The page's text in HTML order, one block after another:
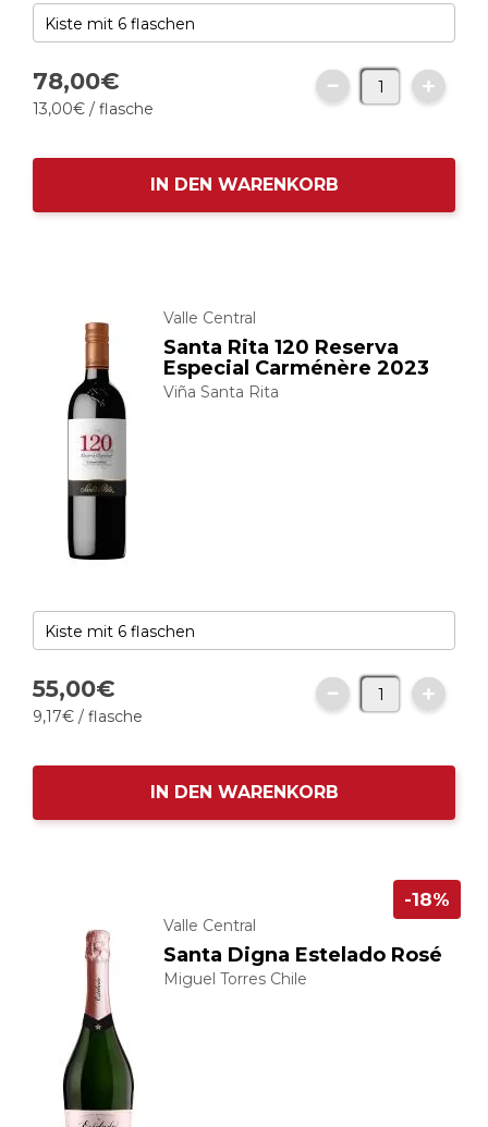
78,00€
13,00€ / flasche
IN DEN WARENKORB
Valle Central
Santa Rita 120 Reserva
Especial Carménère 2023
Viña Santa Rita
55,00€
9,17€ / flasche
IN DEN WARENKORB
Valle Central
Santa Digna Estelado Rosé
Miguel Torres Chile
-18%